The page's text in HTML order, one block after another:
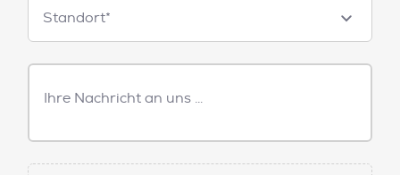
Standort*
Freitext
Nachricht